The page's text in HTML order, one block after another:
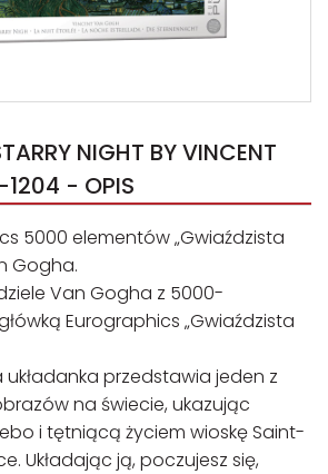
NIGHT BY VINCENT
- OPIS
5000 elementów „Gwiaździsta
Gogha.
Van Gogha z 5000-
Eurographics „Gwiaździsta
przedstawia jeden z
na świecie, ukazując
i tętniącą życiem wioskę Saint-
Układając ją, poczujesz się,